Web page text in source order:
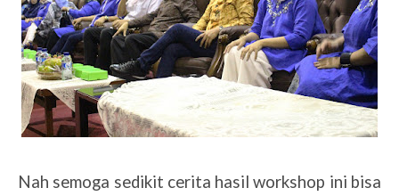
Nah semoga sedikit cerita hasil workshop ini bisa